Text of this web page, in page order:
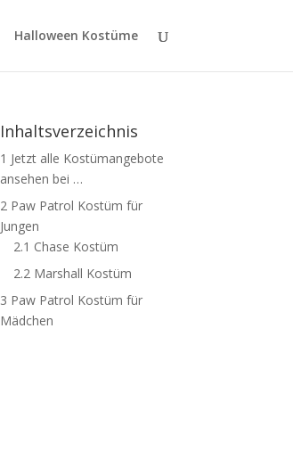
Halloween Kostüme
Inhaltsverzeichnis
1 Jetzt alle Kostümangebote
ansehen bei …
2 Paw Patrol Kostüm für
Jungen
2.1 Chase Kostüm
2.2 Marshall Kostüm
3 Paw Patrol Kostüm für
Mädchen